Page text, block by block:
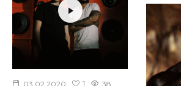
03.02.2020 1 38